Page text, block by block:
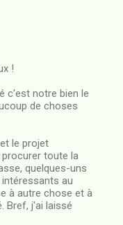
!
c'est notre bien le
de choses
le projet
toute la
quelques-uns
au
à autre chose et à
Bref, j'ai laissé